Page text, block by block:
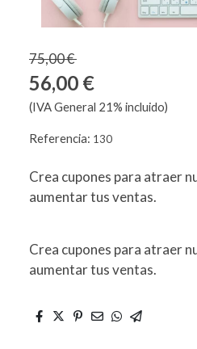
75,00 €
56,00 €
(IVA General 21% incluido)
Referencia: 130
Crea cupones para atraer
aumentar tus ventas.
Crea cupones para atraer
aumentar tus ventas.